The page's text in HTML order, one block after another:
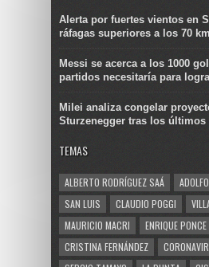
Alerta por fuertes vientos en
ráfagas superiores a los 70
Messi se acerca a los 1000
partidos necesitaría para
Milei analiza congelar
Sturzenegger tras los
TEMAS
ALBERTO RODRÍGUEZ SAÁ
SAN LUIS
CLAUDIO POGGI
MAURICIO MACRI
ENRIQUE PONCE
CRISTINA FERNÁNDEZ